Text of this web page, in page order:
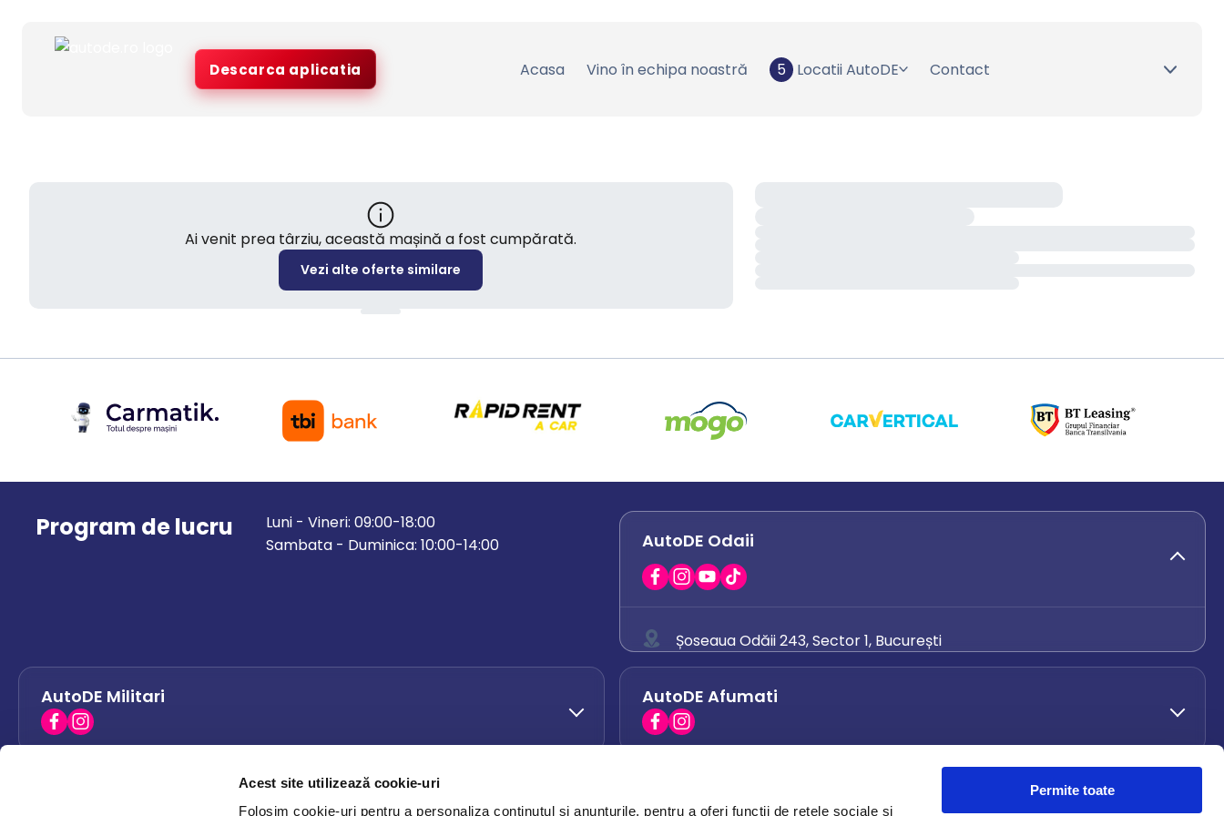
Acest site utilizează cookie-uri
Folosim cookie-uri pentru a personaliza conținutul și anunțurile, pentru a oferi funcții de rețele sociale și
Permite toate
Descarca aplicatia Acasa Vino în echipa noastră 5 Locatii AutoDE Contact
Ai venit prea târziu, această mașină a fost cumpărată.
Vezi alte oferte similare
Program de lucru
Luni - Vineri: 09:00-18:00
Sambata - Duminica: 10:00-14:00
AutoDE Odaii
Șoseaua Odăii 243, Sector 1, București
0742 444 194
office.odaii@autode.ro
AutoDE Militari AutoDE Afumati